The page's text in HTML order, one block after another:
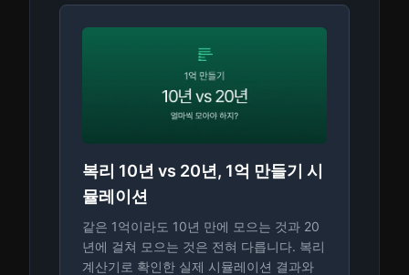
복리 10년 vs 20년, 1억 만들기 시
뮬레이션
같은 1억이라도 10년 만에 모으는 것과 20
년에 걸쳐 모으는 것은 전혀 다릅니다. 복리
계산기로 확인한 실제 시뮬레이션 결과와